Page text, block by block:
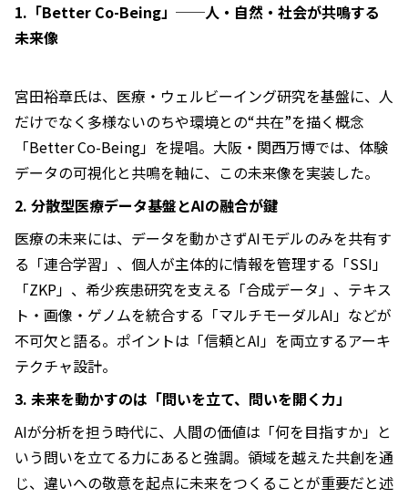
1.「Better Co-Being」──人・自然・社会が共鳴する
未来像
宮田裕章氏は、医療・ウェルビーイング研究を基盤に、人
だけでなく多様ないのちや環境との“共在”を描く概念
「Better Co-Being」を提唱。大阪・関西万博では、体験
データの可視化と共鳴を軸に、この未来像を実装した。
2. 分散型医療データ基盤とAIの融合が鍵
医療の未来には、データを動かさずAIモデルのみを共有す
る「連合学習」、個人が主体的に情報を管理する「SSI」
「ZKP」、希少疾患研究を支える「合成データ」、テキス
ト・画像・ゲノムを統合する「マルチモーダルAI」などが
不可欠と語る。ポイントは「信頼とAI」を両立するアーキ
テクチャ設計。
3. 未来を動かすのは「問いを立て、問いを開く力」
AIが分析を担う時代に、人間の価値は「何を目指すか」と
いう問いを立てる力にあると強調。領域を越えた共創を通
じ、違いへの敬意を起点に未来をつくることが重要だと述